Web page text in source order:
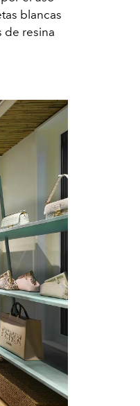
blancas
de resina